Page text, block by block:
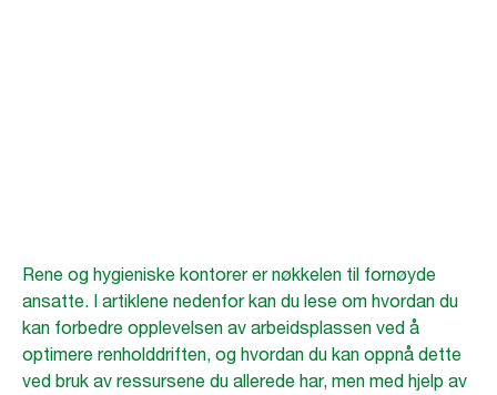
Rene og hygieniske kontorer er nøkkelen til fornøyde
ansatte. I artiklene nedenfor kan du lese om hvordan du
kan forbedre opplevelsen av arbeidsplassen ved å
optimere renholddriften, og hvordan du kan oppnå dette
ved bruk av ressursene du allerede har, men med hjelp av